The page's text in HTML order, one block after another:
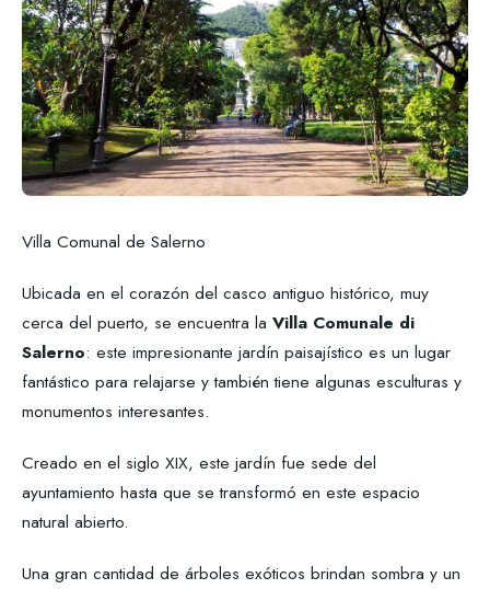
Villa Comunal de Salerno
Ubicada en el corazón del casco antiguo histórico, muy
cerca del puerto, se encuentra la Villa Comunale di
Salerno: este impresionante jardín paisajístico es un lugar
fantástico para relajarse y también tiene algunas esculturas y
monumentos interesantes.
Creado en el siglo XIX, este jardín fue sede del
ayuntamiento hasta que se transformó en este espacio
natural abierto.
Una gran cantidad de árboles exóticos brindan sombra y un